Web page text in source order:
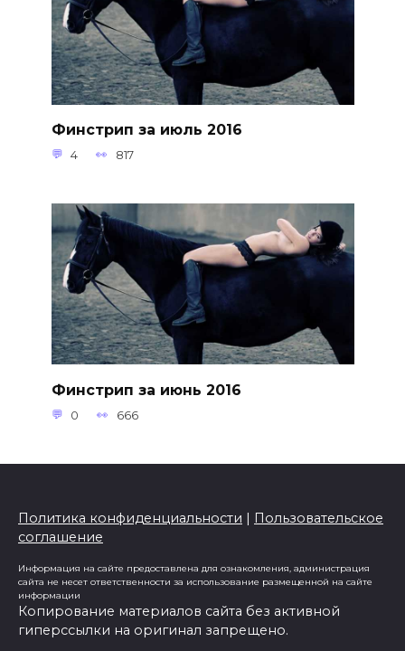
Финстрип за июль 2016
4 817
Финстрип за июнь 2016
0 666
Политика конфиденциальности | Пользовательское
соглашение
Информация на сайте предоставлена для ознакомления, администрация
сайта не несет ответственности за использование размещенной на сайте
информации
Копирование материалов сайта без активной
гиперссылки на оригинал запрещено.